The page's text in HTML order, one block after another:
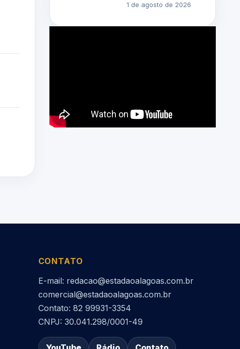
1 de agosto de 2026
CONTATO
E-mail: redacao@estadaoalagoas.com.br
comercial@estadaoalagoas.com.br
Contato: 82 99931-3354
CNPJ: 30.041.298/0001-49